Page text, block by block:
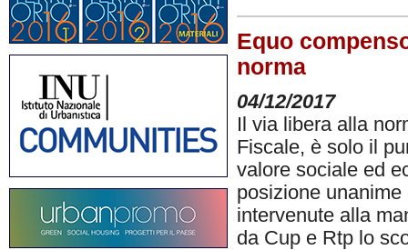
Equo
norma
04/12/2017
Il via libera alla
Fiscale, è solo il
valore sociale ed
posizione
intervenute alla
da Cup e Rtp lo